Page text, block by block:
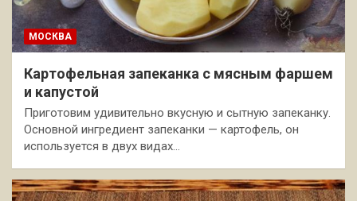
МОСКВА
Картофельная запеканка с мясным фаршем
и капустой
Приготовим удивительно вкусную и сытную запеканку.
Основной ингредиент запеканки — картофель, он
используется в двух видах…